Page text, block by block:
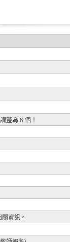
整為 6 個！
資訊。